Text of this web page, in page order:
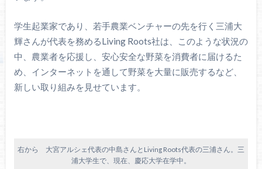
学生起業家であり、若手農業ベンチャーの先を行く三浦大
輝さんが代表を務めるLiving Roots社は、このような状況の
中、農業者を応援し、安心安全な野菜を消費者に届けるた
め、インターネットを通して野菜を大量に販売するなど、
新しい取り組みを見せています。
右から 大宮アルシェ代表の中島さんとLiving Roots代表の三浦さん。三
浦大学生で、現在、慶応大学在学中。